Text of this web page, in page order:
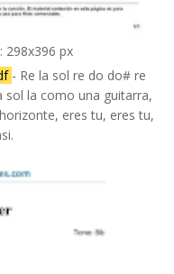
298x396 px
- Re la sol re do do# re
la como una guitarra,
eres tu, eres tu,